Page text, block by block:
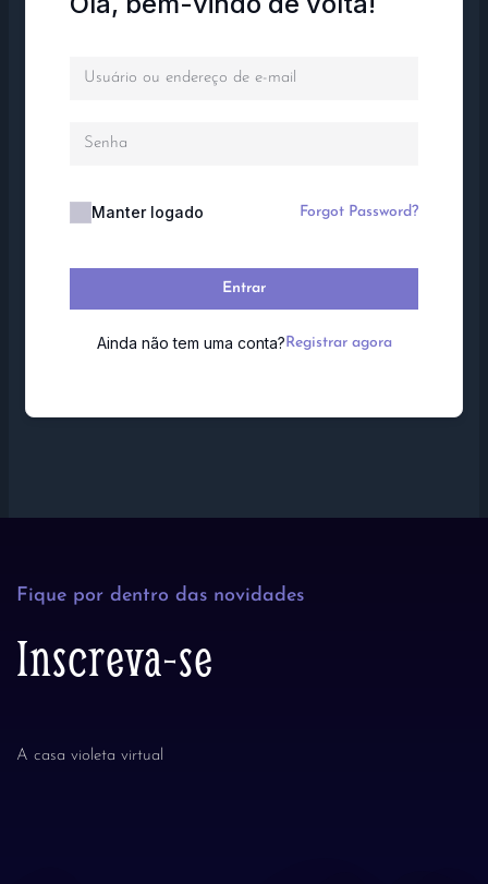
Manter logado Forgot Password?
Entrar
Ainda não tem uma conta? Registrar agora
Fique por dentro das novidades
Inscreva-se
A casa violeta virtual